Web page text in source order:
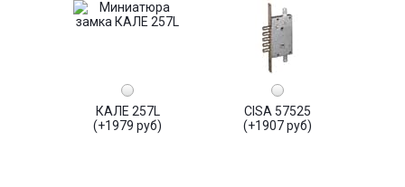
КАЛЕ 257L
(+1979 руб)
CISA 57525
(+1907 руб)